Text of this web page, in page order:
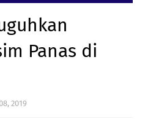
Panas di
2019